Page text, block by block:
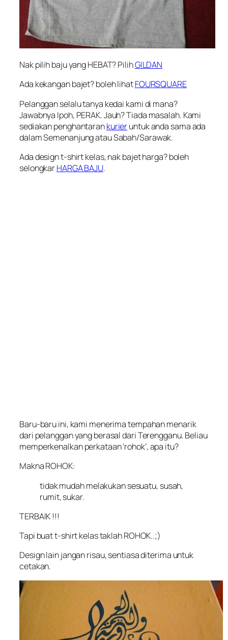
Nak pilih baju yang HEBAT? PilihGILDAN
Ada kekangan bajet? boleh lihatFOURSQUARE
Pelanggan selalu tanya kedai kami di mana?
Jawabnya Ipoh, PERAK. Jauh? Tiada masalah. Kami
sediakan penghantarankurieruntuk anda sama ada
dalam Semenanjung atau Sabah/Sarawak.
Ada design t-shirt kelas, nak bajet harga? boleh
selongkarHARGA BAJU.
Baru-baru ini, kami menerima tempahan menarik
dari pelanggan yang berasal dari Terengganu. Beliau
memperkenalkan perkataan ‘rohok’, apa itu?
Makna ROHOK:
tidak mudah melakukan sesuatu, susah,
rumit, sukar.
TERBAIK !!!
Tapi buat t-shirt kelas taklah ROHOK..;)
Design lain jangan risau, sentiasa diterima untuk
cetakan.